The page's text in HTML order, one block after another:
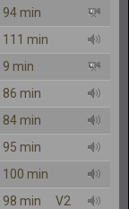
94 min
111 min
9 min
86 min
84 min
95 min
100 min
98 min
V2